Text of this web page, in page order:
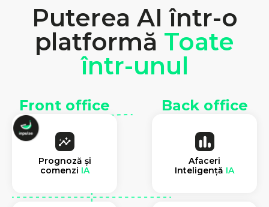
Puterea AI într-o
platformă Toate
într-unul
Front office Back office
Prognoză și
comenzi IA
Afaceri
Inteligență IA